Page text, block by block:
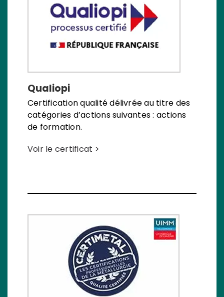
Qualiopi
Certification qualité délivrée au titre des
catégories d’actions suivantes : actions
de formation.
Voir le certificat >